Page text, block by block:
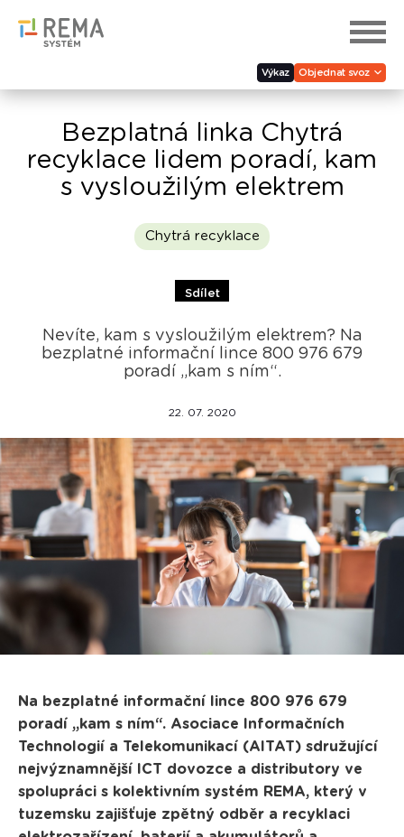
Výkaz Objednat svoz
Bezplatná linka Chytrá
recyklace lidem poradí, kam
s vysloužilým elektrem
Chytrá recyklace
Sdílet
Nevíte, kam s vysloužilým elektrem? Na
bezplatné informační lince 800 976 679
poradí „kam s ním“.
22. 07. 2020
Na bezplatné informační lince 800 976 679
poradí „kam s ním“. Asociace Informačních
Technologií a Telekomunikací (AITAT) sdružující
nejvýznamnější ICT dovozce a distributory ve
spolupráci s kolektivním systém REMA, který v
tuzemsku zajišťuje zpětný odběr a recyklaci